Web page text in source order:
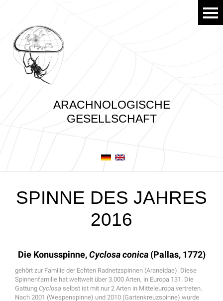
ARACHNOLOGISCHE
GESELLSCHAFT
SPINNE DES JAHRES
2016
Die Konusspinne,Cyclosa conica(Pallas, 1772)
gehört zur Familie der Echten Radnetzspinnen (Araneidae). Diese
Spinnenfamilie hat weltweit über 3.000 Arten, in Europa 131. Die
Gattung Cyclosa selbst ist mit nur 2 Arten in Mitteleuropa vertreten.
Nach 2001 (Wespenspinne) und 2010 (Gartenkreuzspinne) wurde